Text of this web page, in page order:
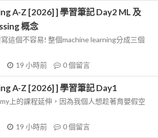
A-Z [2026] ] 學習筆記 Day2 ML 及
概念
這個不容易! 整個machine learning分成三個
19 小時前 0個留言
A-Z [2026] ] 學習筆記 Day1
上的課程延伸，因為我個人想趁著育嬰假空
19 小時前 0個留言